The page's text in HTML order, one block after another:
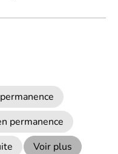
permanence
Voir plus